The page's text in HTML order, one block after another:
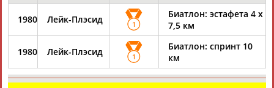
ЕЩЁ ПЕРСОНЫ
1980 Лейк-Плэсид 1
Биатлон: эстафета 4 х
7,5 км
1980 Лейк-Плэсид 1
Биатлон: спринт 10
км